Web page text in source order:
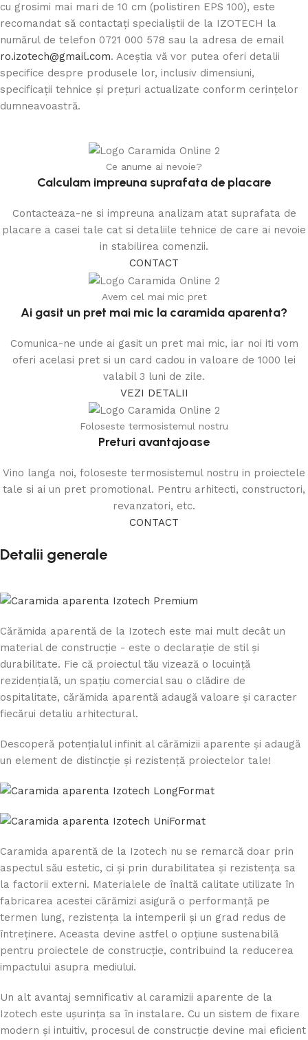
cu grosimi mai mari de 10 cm (polistiren EPS 100), este
recomandat să contactați specialiștii de la IZOTECH la
numărul de telefon 0721 000 578 sau la adresa de email
ro.izotech@gmail.com. Aceștia vă vor putea oferi detalii
specifice despre produsele lor, inclusiv dimensiuni,
specificații tehnice și prețuri actualizate conform cerințelor
dumneavoastră.
Ce anume ai nevoie?
Calculam impreuna suprafata de placare
Contacteaza-ne si impreuna analizam atat suprafata de
placare a casei tale cat si detaliile tehnice de care ai nevoie
in stabilirea comenzii.
CONTACT
Avem cel mai mic pret
Ai gasit un pret mai mic la caramida aparenta?
Comunica-ne unde ai gasit un pret mai mic, iar noi iti vom
oferi acelasi pret si un card cadou in valoare de 1000 lei
valabil 3 luni de zile.
VEZI DETALII
Foloseste termosistemul nostru
Preturi avantajoase
Vino langa noi, foloseste termosistemul nostru in proiectele
tale si ai un pret promotional. Pentru arhitecti, constructori,
revanzatori, etc.
CONTACT
Detalii generale
Cărămida aparentă de la Izotech este mai mult decât un
material de construcție - este o declarație de stil și
durabilitate. Fie că proiectul tău vizează o locuință
rezidențială, un spațiu comercial sau o clădire de
ospitalitate, cărămida aparentă adaugă valoare și caracter
fiecărui detaliu arhitectural.
Descoperă potențialul infinit al cărămizii aparente și adaugă
un element de distincție și rezistență proiectelor tale!
Caramida aparentă de la Izotech nu se remarcă doar prin
aspectul său estetic, ci și prin durabilitatea și rezistența sa
la factorii externi. Materialele de înaltă calitate utilizate în
fabricarea acestei cărămizi asigură o performanță pe
termen lung, rezistența la intemperii și un grad redus de
întreținere. Aceasta devine astfel o opțiune sustenabilă
pentru proiectele de construcție, contribuind la reducerea
impactului asupra mediului.
Un alt avantaj semnificativ al caramizii aparente de la
Izotech este ușurința sa în instalare. Cu un sistem de fixare
modern și intuitiv, procesul de construcție devine mai eficient